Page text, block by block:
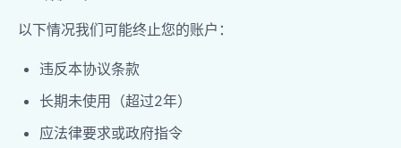
以下情况我们可能终止您的账户：
违反本协议条款
长期未使用（超过2年）
应法律要求或政府指令